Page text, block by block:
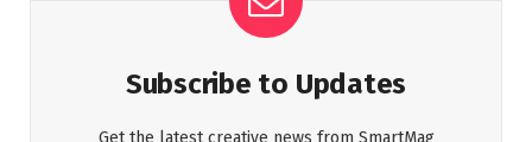
Subscribe to Updates
Get the latest creative news from SmartMag